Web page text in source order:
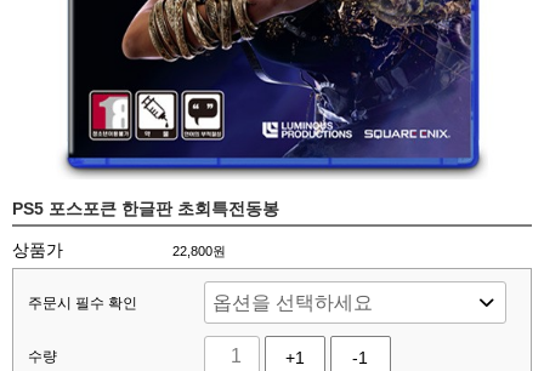
PS5 포스포큰 한글판 초회특전동봉
상품가 22,800원
주문시 필수 확인
수량 +1 -1